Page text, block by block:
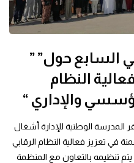
السابع حول” ”
النظام
والإداري “
يوم الاثنين 13 أكتوبر 2025 بمقر المدرسة الوطنية للإدارة أشغال
في تعزيز فعالية النظام الرقابي
تنظيمه بالتعاون مع المنظمة